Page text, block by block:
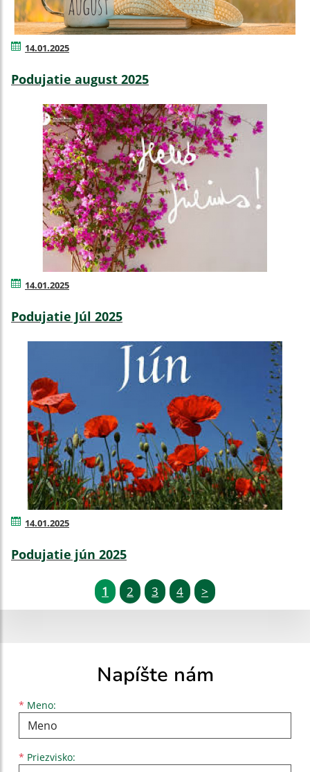
14.01.2025
Podujatie august 2025
14.01.2025
Podujatie Júl 2025
14.01.2025
Podujatie jún 2025
1 2 3 4 >
Napíšte nám
* Meno:
Meno
* Priezvisko:
Priezvisko
E-mailová adresa